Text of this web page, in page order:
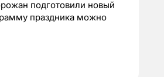
подготовили новый
праздника можно